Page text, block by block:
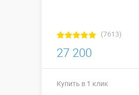
(7613)
27 200
Купить в 1 клик